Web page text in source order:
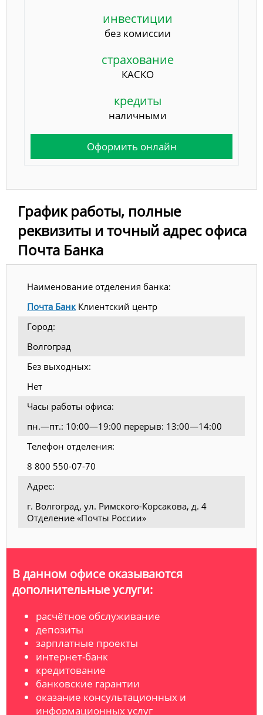
инвестиции
без комиссии
страхование
КАСКО
кредиты
наличными
Оформить онлайн
График работы, полные
реквизиты и точный адрес офиса
Почта Банка
Наименование отделения банка:
Почта БанкКлиентский центр
Город:
Волгоград
Без выходных:
Нет
Часы работы офиса:
пн.—пт.: 10:00—19:00 перерыв: 13:00—14:00
Телефон отделения:
8 800 550-07-70
Адрес:
г. Волгоград, ул. Римского-Корсакова, д. 4
Отделение «Почты России»
В данном офисе оказываются
дополнительные услуги:
расчётное обслуживание
депозиты
зарплатные проекты
интернет-банк
кредитование
банковские гарантии
оказание консультационных и
информационных услуг